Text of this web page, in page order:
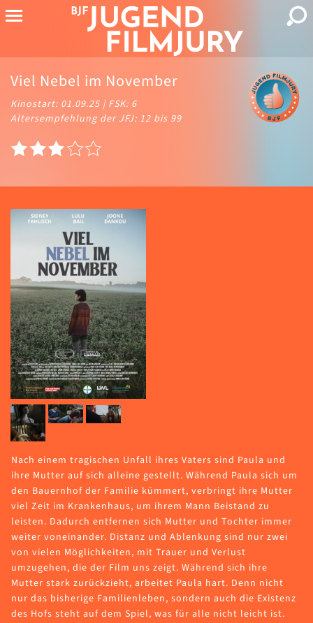
Viel Nebel im November
Kinostart: 01.09.25 | FSK: 6
Altersempfehlung der JFJ: 12 bis 99
Nach einem tragischen Unfall ihres Vaters sind Paula und
ihre Mutter auf sich alleine gestellt. Während Paula sich um
den Bauernhof der Familie kümmert, verbringt ihre Mutter
viel Zeit im Krankenhaus, um ihrem Mann Beistand zu
leisten. Dadurch entfernen sich Mutter und Tochter immer
weiter voneinander. Distanz und Ablenkung sind nur zwei
von vielen Möglichkeiten, mit Trauer und Verlust
umzugehen, die der Film uns zeigt. Während sich ihre
Mutter stark zurückzieht, arbeitet Paula hart. Denn nicht
nur das bisherige Familienleben, sondern auch die Existenz
des Hofs steht auf dem Spiel, was für alle nicht leicht ist.